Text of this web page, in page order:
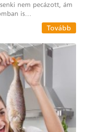
nem pecázott, ám
is…
Tovább